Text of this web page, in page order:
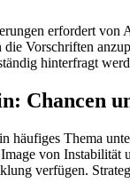
erfordert von
Vorschriften
hinterfragt
Chancen
Thema
von
verfügen.